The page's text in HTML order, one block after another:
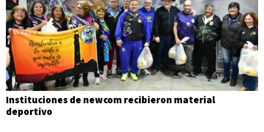
Instituciones de newcom recibieron material
deportivo